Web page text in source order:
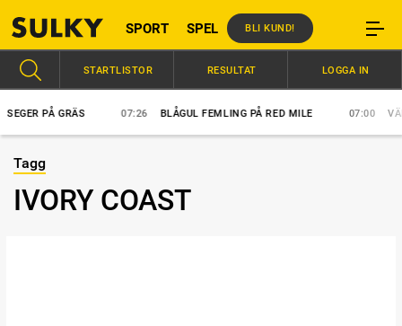
SPORT SPEL BLI KUND!
PÅ GRÄS 07:26 BLÅGUL FEMLING PÅ RED MILE 07:00
STARTLISTOR RESULTAT LOGGA IN
Tagg
IVORY COAST